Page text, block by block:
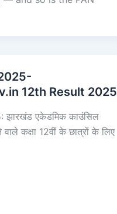
12th Result 2025
एकेडमिक काउंसिल
कक्षा 12वीं के छात्रों के लिए